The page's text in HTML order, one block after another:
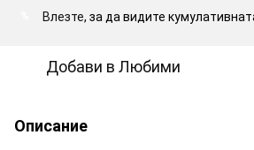
Влезте, за да видите
Добави в Любими
Описание